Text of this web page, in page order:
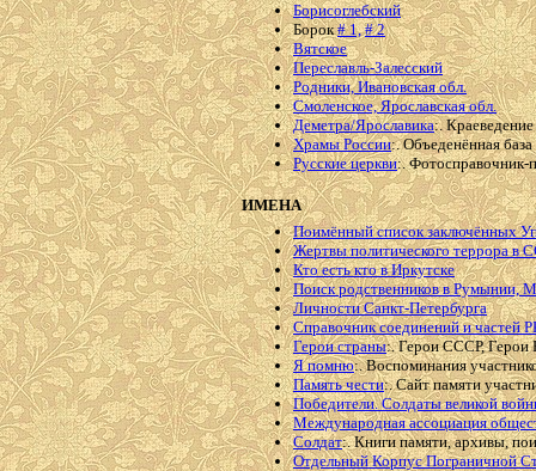
Борисоглебский
Борок# 1, # 2
Вятское
Переславль-Залесский
Родники, Ивановская обл.
Смоленское, Ярославская обл.
Деметра/Ярославика:.
Храмы России:. Объеденённая
Русские церкви:. Фотосправочник-
ИМЕНА
Поимённый список заключённых
Жертвы политического террора в
Кто есть кто в Иркутске
Поиск родственников в Румынии,
Личности Санкт-Петербурга
Справочник соединений и частей
Герои страны:. Герои СССР, Герои
Я помню:. Воспоминания
Память чести:. Сайт памяти
Победители. Солдаты великой
Международная ассоциация
Солдат:. Книги памяти, архивы,
Отдельный Корпус Пограничной